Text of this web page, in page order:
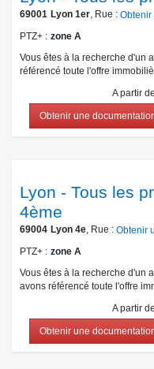
69001 Lyon 1er, Rue :
PTZ+
zone A
Vous êtes à la recherche d'un
référencé toute l'offre
A partir de
Obtenir une
Lyon - Tous les
4ème
69004 Lyon 4e, Rue : Obtenir
PTZ+
zone A
Vous êtes à la recherche d'un
avons référencé toute l'offre
A partir de
Obtenir une